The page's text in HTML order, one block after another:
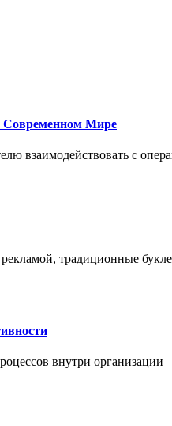
Современном Мире
взаимодействовать с
традиционные
внутри организации